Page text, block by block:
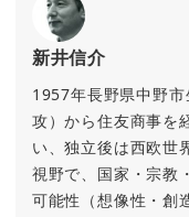
新井信介
1957年長野県中野
攻）から住友商事を
い、独立後は西欧世
視野で、国家・宗教
可能性（想像性・創